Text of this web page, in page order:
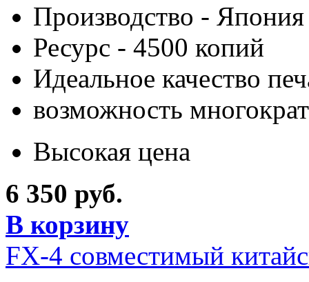
Производство - Япония
Ресурс - 4500 копий
Идеальное качество
возможность
Высокая цена
6 350 руб.
В корзину
FX-4 совместимый